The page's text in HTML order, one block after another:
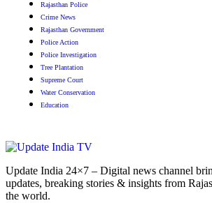
Rajasthan Police
Crime News
Rajasthan Government
Police Action
Police Investigation
Tree Plantation
Supreme Court
Water Conservation
Education
Update India 24×7 – Digital news channel
updates, breaking stories & insights from
the world.